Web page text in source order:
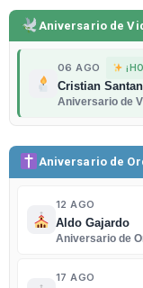
Aniversario de
06 AGO
Cristian
Aniversario de
Aniversario de
12 AGO
Aldo Gajardo
Aniversario de
17 AGO